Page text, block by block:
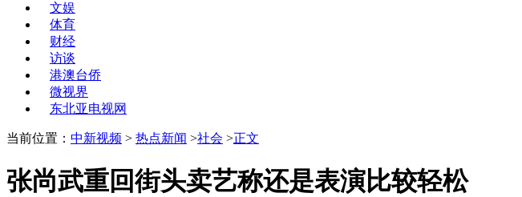
文娱
体育
财经
访谈
港澳台侨
微视界
东北亚电视网
当前位置： 中新视频 > 热点新闻 >社会 >正文
张尚武重回街头卖艺称还是表演比较轻松